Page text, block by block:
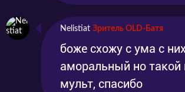
Nelistiat Зритель OLD-Батя
боже схожу с ума с
аморальный но такой
мульт, спасибо